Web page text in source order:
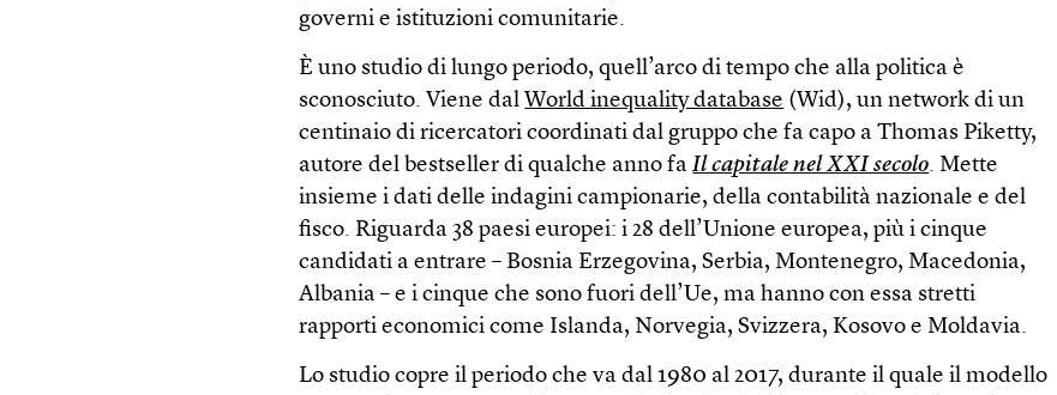
governi e istituzioni comunitarie.
È uno studio di lungo periodo, quell’arco di tempo che alla politica è
sconosciuto. Viene dal World inequality database (Wid), un network di un
centinaio di ricercatori coordinati dal gruppo che fa capo a Thomas Piketty,
autore del bestseller di qualche anno faIl capitale nel XXI secolo. Mette
insieme i dati delle indagini campionarie, della contabilità nazionale e del
fisco. Riguarda 38 paesi europei: i 28 dell’Unione europea, più i cinque
candidati a entrare – Bosnia Erzegovina, Serbia, Montenegro, Macedonia,
Albania – e i cinque che sono fuori dell’Ue, ma hanno con essa stretti
rapporti economici come Islanda, Norvegia, Svizzera, Kosovo e Moldavia.
Lo studio copre il periodo che va dal 1980 al 2017, durante il quale il modello